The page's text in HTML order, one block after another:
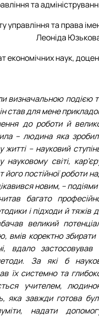
та
управління та права
Леоніда
економічних наук,
визначальною подією
став для мене
до роботи й
– людина яка
– науковий
світі,
його постійної роботи
новим, – подіями
багато
і підходи й тяжів
великий
вмів коректно збирати
вдало застосовував
За які б
їх системно та
учителем,
яка завжди готова
надати